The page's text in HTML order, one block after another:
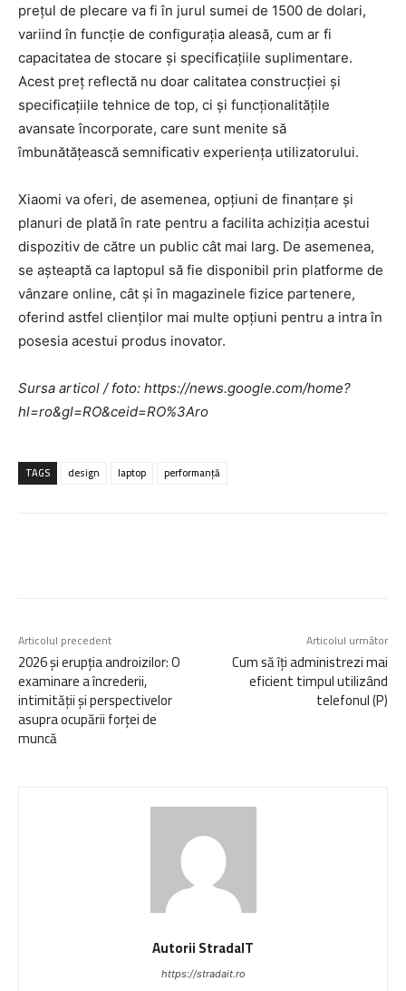
prețul de plecare va fi în jurul sumei de 1500 de dolari,
variind în funcție de configurația aleasă, cum ar fi
capacitatea de stocare și specificațiile suplimentare.
Acest preț reflectă nu doar calitatea construcției și
specificațiile tehnice de top, ci și funcționalitățile
avansate încorporate, care sunt menite să
îmbunătățească semnificativ experiența utilizatorului.
Xiaomi va oferi, de asemenea, opțiuni de finanțare și
planuri de plată în rate pentru a facilita achiziția acestui
dispozitiv de către un public cât mai larg. De asemenea,
se așteaptă ca laptopul să fie disponibil prin platforme de
vânzare online, cât și în magazinele fizice partenere,
oferind astfel clienților mai multe opțiuni pentru a intra în
posesia acestui produs inovator.
Sursa articol / foto: https://news.google.com/home?
hl=ro&gl=RO&ceid=RO%3Aro
TAGS design laptop performanță
Articolul precedent
2026 și erupția androizilor: O
examinare a încrederii,
intimității și perspectivelor
asupra ocupării forței de
muncă
Articolul următor
Cum să îți administrezi mai
eficient timpul utilizând
telefonul (P)
Autorii StradaIT
https://stradait.ro